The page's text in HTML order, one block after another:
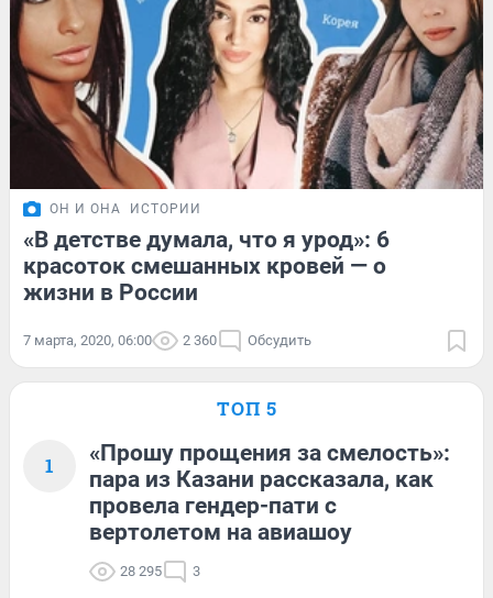
ОН И ОНА ИСТОРИИ
«В детстве думала, что я урод»: 6
красоток смешанных кровей — о
жизни в России
7 марта, 2020, 06:00 2 360 Обсудить
ТОП 5
1
«Прошу прощения за смелость»:
пара из Казани рассказала, как
провела гендер-пати с
вертолетом на авиашоу
28 295 3